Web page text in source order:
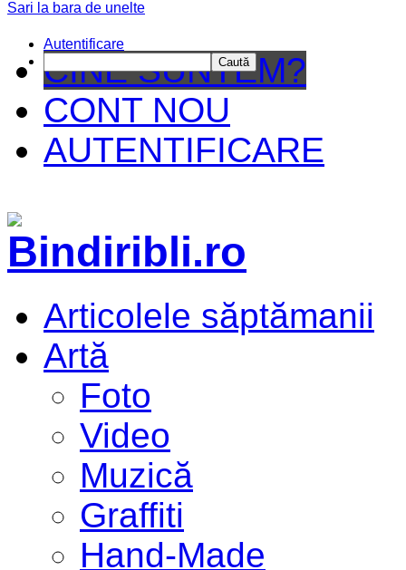
CINE SUNTEM?
CONT NOU
AUTENTIFICARE
Articolele săptămanii
Artă
Foto
Video
Muzică
Graffiti
Hand-Made
Sari la bara de unelte
Autentificare
Caută